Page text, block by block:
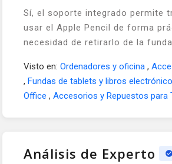
Sí, el soporte integrado permite
usar el Apple Pencil de forma
necesidad de retirarlo de la
Visto en: Ordenadores y oficina ,
, Fundas de tablets y libros
Office , Accesorios y Repuestos para
Análisis de Experto